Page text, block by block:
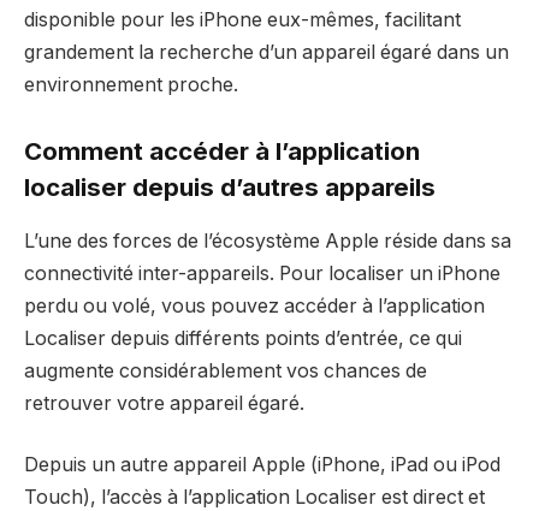
disponible pour les iPhone eux-mêmes, facilitant
grandement la recherche d’un appareil égaré dans un
environnement proche.
Comment accéder à l’application
localiser depuis d’autres appareils
L’une des forces de l’écosystème Apple réside dans sa
connectivité inter-appareils. Pour localiser un iPhone
perdu ou volé, vous pouvez accéder à l’application
Localiser depuis différents points d’entrée, ce qui
augmente considérablement vos chances de
retrouver votre appareil égaré.
Depuis un autre appareil Apple (iPhone, iPad ou iPod
Touch), l’accès à l’application Localiser est direct et